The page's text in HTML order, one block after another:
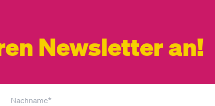
Newsletter an!